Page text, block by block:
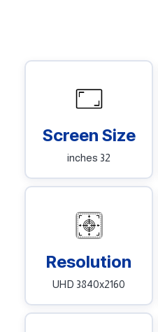
Screen Size
32 inches
Resolution
UHD 3840x2160